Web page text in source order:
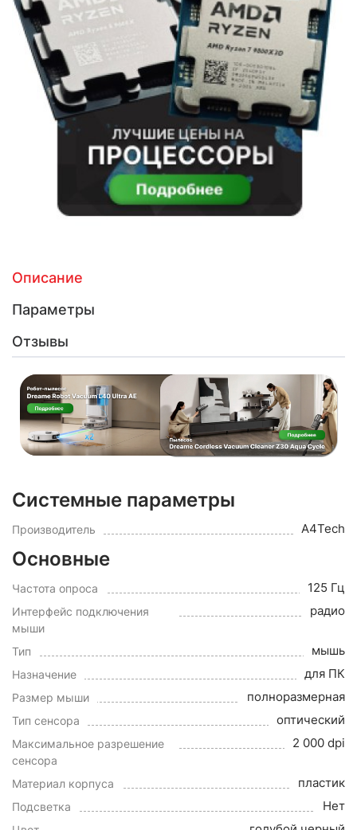
Описание
Параметры
Отзывы
Системные параметры
Производитель A4Tech
Основные
Частота опроса 125 Гц
Интерфейс подключения
мыши
радио
Тип мышь
Назначение для ПК
Размер мыши полноразмерная
Тип сенсора оптический
Максимальное разрешение
сенсора
2 000 dpi
Материал корпуса пластик
Подсветка Нет